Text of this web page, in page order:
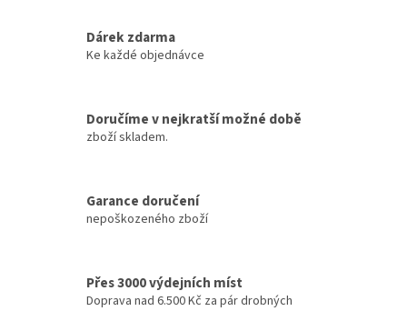
Dárek zdarma
Ke každé objednávce
Doručíme v nejkratší možné době
zboží skladem.
Garance doručení
nepoškozeného zboží
Přes 3000 výdejních míst
Doprava nad 6.500 Kč za pár drobných